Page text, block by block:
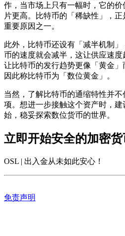
作，当市场上只有一幅时，它的
片更高。比特币的「稀缺性」，
重要原因之一。
此外，比特币还设有「减半机制
币的速度就会减半，这让供应速
让比特币的发行趋势更像「黄金
因此称比特币为「数位黄金」。
当然，了解比特币的通缩特性并
项。想进一步接触这个资产时，
始，稳妥探索数位货币的世界。
立即开始安全的加密
OSL | 出入金从未如此安心 ！
免责声明